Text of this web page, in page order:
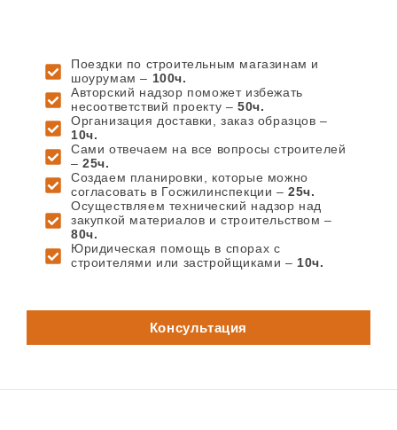
Поездки по строительным магазинам и
шоурумам – 100ч.
Авторский надзор поможет избежать
несоответствий проекту –50ч.
Организация доставки, заказ образцов –
10ч.
Сами отвечаем на все вопросы строителей
–25ч.
Создаем планировки, которые можно
согласовать в Госжилинспекции –25ч.
Осуществляем технический надзор над
закупкой материалов и строительством –
80ч.
Юридическая помощь в спорах с
строителями или застройщиками –10ч.
Консультация